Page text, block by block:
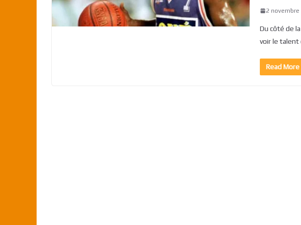
2 novembre
Du côté de
voir le talent
Read More